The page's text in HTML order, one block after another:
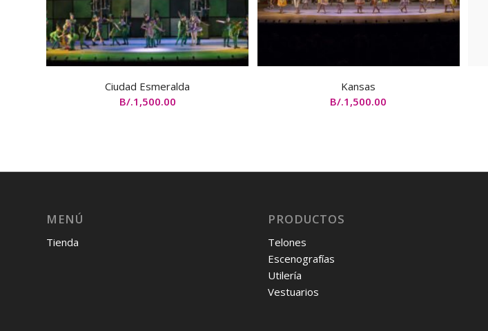
Ciudad Esmeralda
B/.1,500.00
Kansas
B/.1,500.00
MENÚ
Tienda
PRODUCTOS
Telones
Escenografías
Utilería
Vestuarios